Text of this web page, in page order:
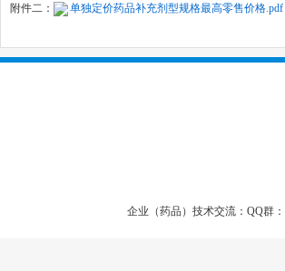
附件二：
单独定价药品补充剂型规格最高零售价格.pdf
企业（药品）技术交流：QQ群：